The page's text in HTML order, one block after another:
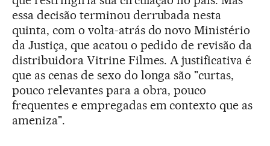
essa decisão terminou derrubada nesta
quinta, com o volta-atrás do novo Ministério
da Justiça, que acatou o pedido de revisão da
distribuidora Vitrine Filmes. A justificativa é
que as cenas de sexo do longa são "curtas,
pouco relevantes para a obra, pouco
frequentes e empregadas em contexto que as
ameniza".